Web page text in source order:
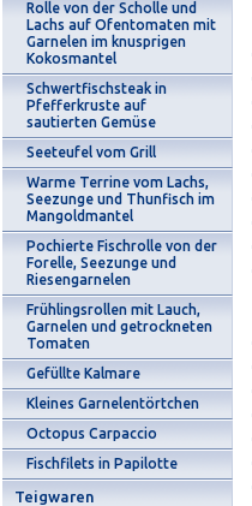
Rolle von der Scholle und
Lachs auf Ofentomaten mit
Garnelen im knusprigen
Kokosmantel
Schwertfischsteak in
Pfefferkruste auf
sautierten Gemüse
Seeteufel vom Grill
Warme Terrine vom Lachs,
Seezunge und Thunfisch im
Mangoldmantel
Pochierte Fischrolle von der
Forelle, Seezunge und
Riesengarnelen
Frühlingsrollen mit Lauch,
Garnelen und getrockneten
Tomaten
Gefüllte Kalmare
Kleines Garnelentörtchen
Octopus Carpaccio
Fischfilets in Papilotte
Teigwaren